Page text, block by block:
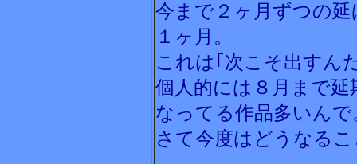
今まで２ヶ月ずつの
１ヶ月。
これは｢次こそ出すん
個人的には８月まで
なってる作品多いんで
さて今度はどうなる